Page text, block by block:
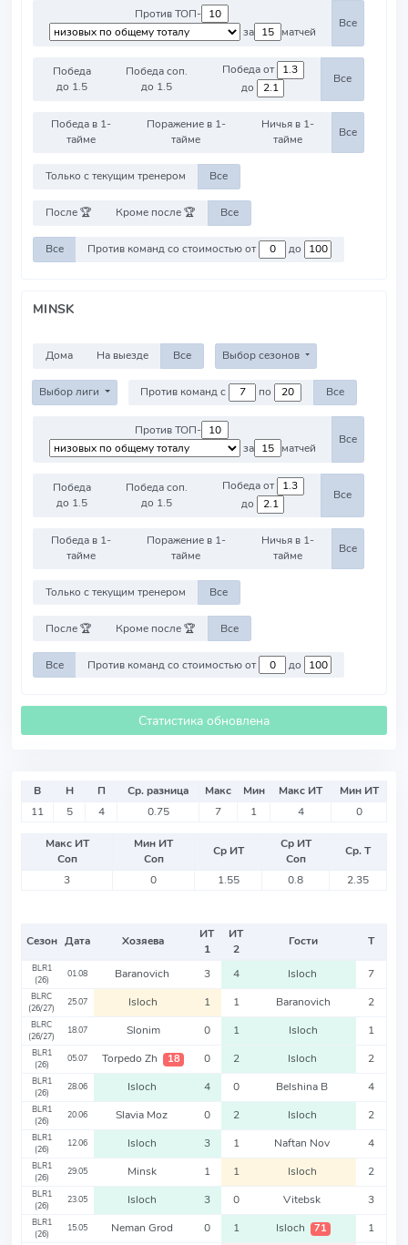
Против ТОП-
за
матчей
Все
Победа
до 1.5
Победа соп.
до 1.5
Победа от
до
Все
Победа в 1-
тайме
Поражение в 1-
тайме
Ничья в 1-
тайме
Все
Только с текущим тренером Все
После 🏆 Кроме после 🏆 Все
Все Против команд со стоимостью от до
MINSK
Дома На выезде Все Выбор сезонов
Выбор лиги Против команд с по Все
Против ТОП-
за
матчей
Все
Победа
до 1.5
Победа соп.
до 1.5
Победа от
до
Все
Победа в 1-
тайме
Поражение в 1-
тайме
Ничья в 1-
тайме
Все
Только с текущим тренером Все
После 🏆 Кроме после 🏆 Все
Все Против команд со стоимостью от до
Статистика обновлена
В Н П Ср. разница Макс Мин Макс ИТ
Мин ИТ
11
5 4 0.75 7 1 4 0
Макс ИТ
Соп
Мин ИТ
Соп
Ср ИТ
Ср ИТ
Соп
Ср. Т
3
0 1.55 0.8 2.35
Сезон Дата Хозяева
ИТ
1
ИТ
2
Гости Т
BLR1
(26)
01.08 Baranovich 3 4 Isloch 7
BLRC
(26/27)
25.07 Isloch 1 1 Baranovich 2
BLRC
(26/27)
18.07 Slonim 0 1 Isloch 1
BLR1
(26)
05.07 Torpedo Zh 18 0 2 Isloch 2
BLR1
(26)
28.06 Isloch 4 0 Belshina B 4
BLR1
(26)
20.06 Slavia Moz 0 2 Isloch 2
BLR1
(26)
12.06 Isloch 3 1 Naftan Nov 4
BLR1
(26)
29.05 Minsk 1 1 Isloch 2
BLR1
(26)
23.05 Isloch 3 0 Vitebsk 3
BLR1
(26)
15.05 Neman Grod 0 1 Isloch 71 1